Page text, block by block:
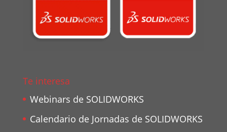
Te interesa
Webinars de SOLIDWORKS
Calendario de Jornadas de SOLIDWORKS